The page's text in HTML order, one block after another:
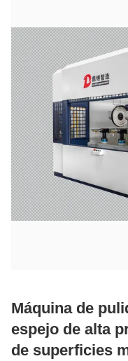
Máquina de
espejo de alta
de superficies